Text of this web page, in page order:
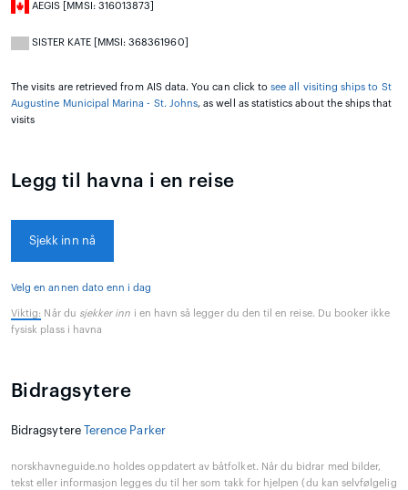
AEGIS [MMSI: 316013873]
SISTER KATE [MMSI: 368361960]
The visits are retrieved from AIS data. You can click tosee all visiting ships to St
Augustine Municipal Marina - St. Johns, as well as statistics about the ships that
visits
Legg til havna i en reise
Sjekk inn nå
Velg en annen dato enn i dag
Viktig: Når du sjekker inn i en havn så legger du den til en reise. Du booker ikke
fysisk plass i havna
Bidragsytere
Bidragsytere Terence Parker
norskhavneguide.no holdes oppdatert av båtfolket. Når du bidrar med bilder,
tekst eller informasjon legges du til her som takk for hjelpen (du kan selvfølgelig